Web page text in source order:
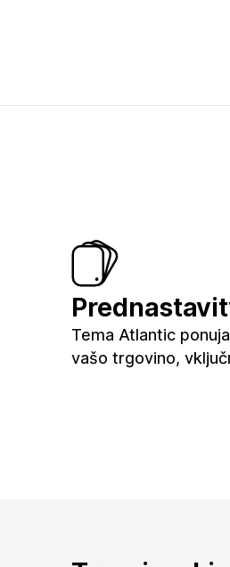
Tema Atlantic
vašo trgovino,